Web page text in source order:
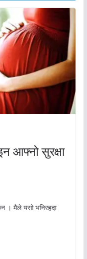
आफ्नो सुरक्षा
। मैले यसो भनिरहदा